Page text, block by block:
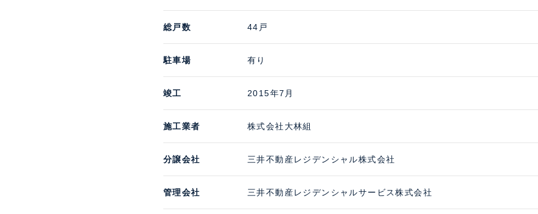
総戸数 44戸
駐車場 有り
竣工 2015年7月
施工業者 株式会社大林組
分譲会社 三井不動産レジデンシャル株式会社
管理会社 三井不動産レジデンシャルサービス株式会社